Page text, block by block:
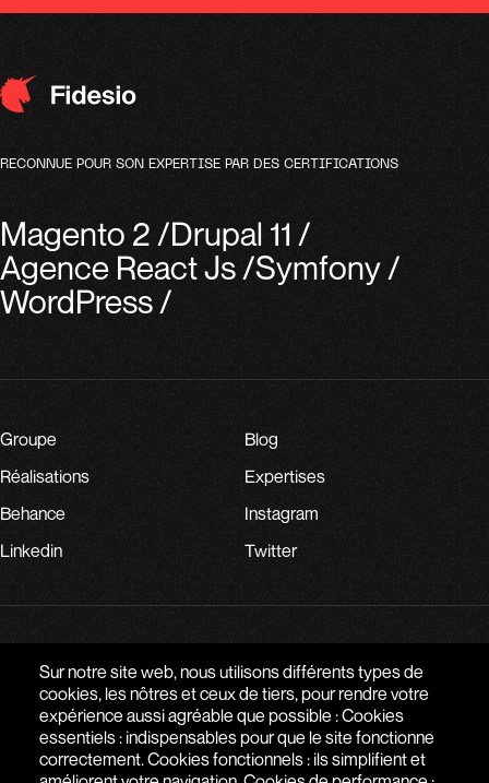
Sur notre site web, nous utilisons différents types de
cookies, les nôtres et ceux de tiers, pour rendre votre
expérience aussi agréable que possible : Cookies
essentiels : indispensables pour que le site fonctionne
correctement. Cookies fonctionnels : ils simplifient et
RECONNUE POUR SON EXPERTISE PAR DES CERTIFICATIONS
Magento 2/Drupal 11 /
Agence React Js/Symfony/
WordPress/
Groupe
Blog
Réalisations
Expertises
Behance
Instagram
Linkedin
Twitter
AGENCE WEB À PARIS - SAIGON
51 RUE DE SEINE,75006 PARIS,ÎLE-DE-FRANCE, FRANCE